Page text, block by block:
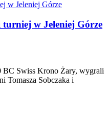
w Jeleniej Górze
BC Swiss Krono Żary, wygrali
Tomasza Sobczaka i